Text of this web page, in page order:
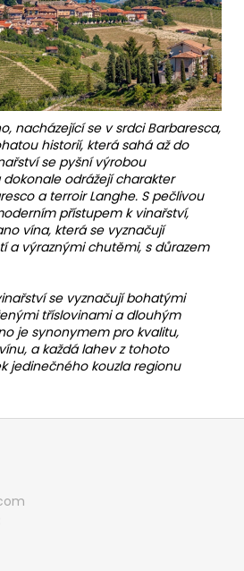
nacházející se v srdci Barbaresca,
historií, která sahá až do
se pyšní výrobou
odrážejí charakter
a terroir Langhe. S pečlivou
přístupem k vinařství,
vína, která se vyznačují
a výraznými chutěmi, s důrazem
se vyznačují bohatými
tříslovinami a dlouhým
je synonymem pro kvalitu,
a každá lahev z tohoto
jedinečného kouzla regionu